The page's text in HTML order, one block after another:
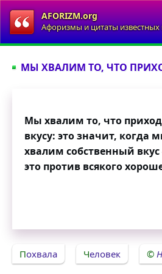
AFORIZM.org
Афоризмы и цитаты
МЫ ХВАЛИМ ТО, ЧТО
Мы хвалим то, что
вкусу: это значит,
хвалим собственный
это против всякого
Похвала Человек